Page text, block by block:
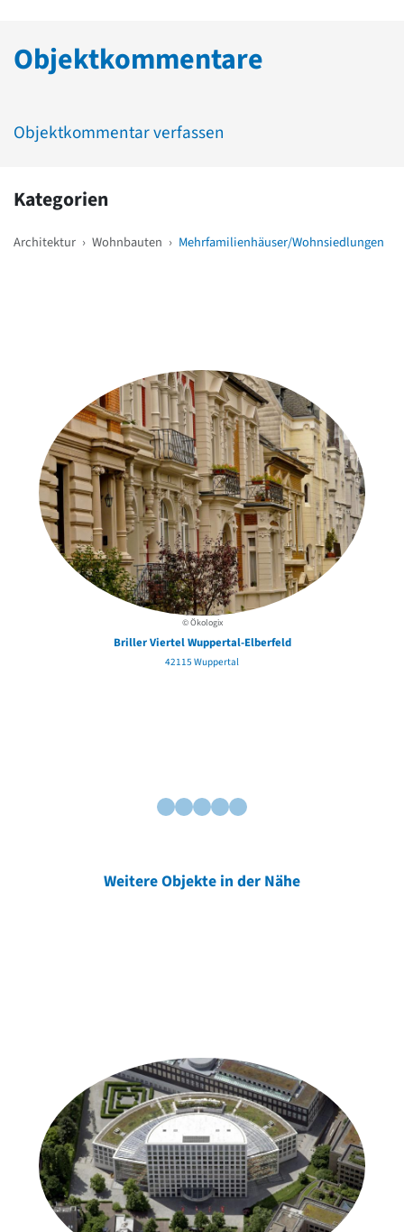
Objektkommentare
Objektkommentar verfassen
Kategorien
Architektur › Wohnbauten › Mehrfamilienhäuser/Wohnsiedlungen
© Ökologix
Briller Viertel Wuppertal-Elberfeld
42115 Wuppertal
Weitere Objekte in der Nähe